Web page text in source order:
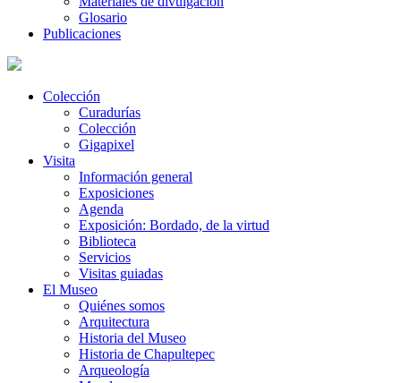
Glosario
Publicaciones
Colección
Curadurías
Colección
Gigapixel
Visita
Información general
Exposiciones
Agenda
Exposición: Bordado, de la virtud
Biblioteca
Servicios
Visitas guiadas
El Museo
Quiénes somos
Arquitectura
Historia del Museo
Historia de Chapultepec
Arqueología